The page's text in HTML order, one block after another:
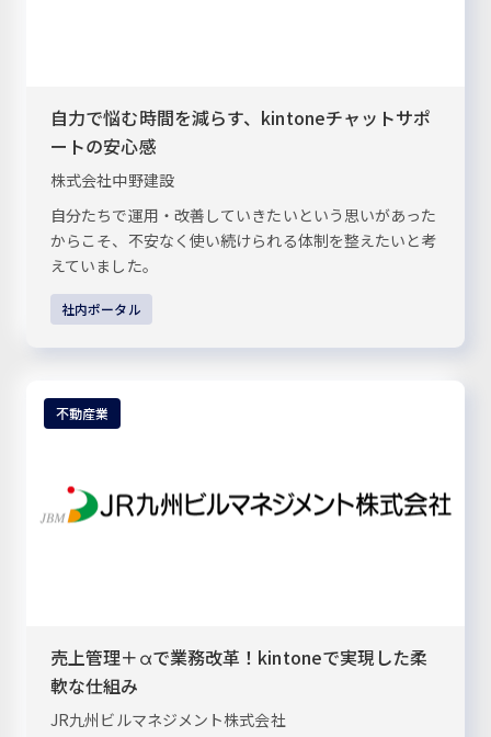
自力で悩む時間を減らす、kintoneチャットサポ
ートの安心感
株式会社中野建設
自分たちで運用・改善していきたいという思いがあった
からこそ、不安なく使い続けられる体制を整えたいと考
えていました。
社内ポータル
不動産業
売上管理＋αで業務改革！kintoneで実現した柔
軟な仕組み
JR九州ビルマネジメント株式会社